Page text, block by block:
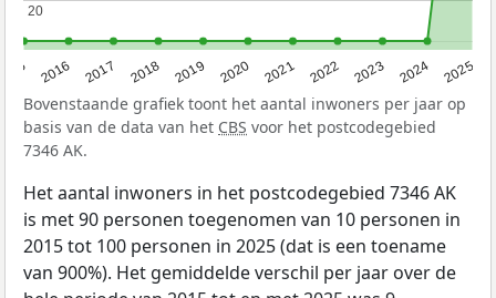
2016 2017 2018 2019 2020 2021 2022 2023 2024 2025
20
20
Bovenstaande grafiek toont het aantal inwoners per jaar op
basis van de data van het CBS voor het postcodegebied
7346 AK.
Het aantal inwoners in het postcodegebied 7346 AK
is met 90 personen toegenomen van 10 personen in
2015 tot 100 personen in 2025 (dat is een toename
van 900%). Het gemiddelde verschil per jaar over de